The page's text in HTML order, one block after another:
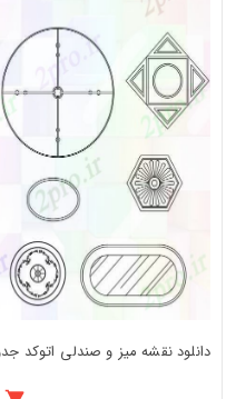
دانلود نقشه میز و صندلی اتوکد